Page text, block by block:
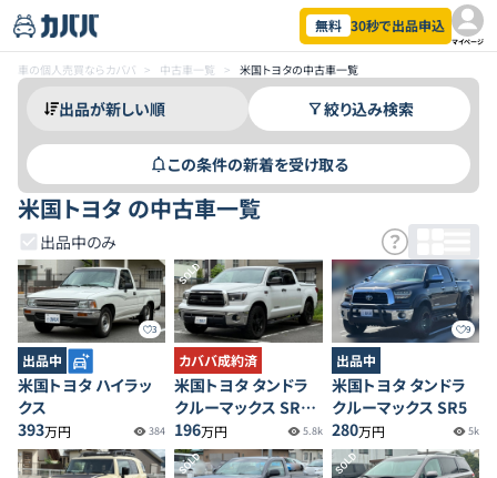
無料 30秒で出品申込
マイページ
車の個人売買ならカババ > 中古車一覧 > 米国トヨタの中古車一覧
絞り込み検索
この条件の新着を受け取る
米国トヨタ の中古車一覧
出品中のみ
3
出品中
米国トヨタ ハイラッ
クス
393万円 384
SOLD
カババ成約済
米国トヨタ タンドラ
クルーマックス SR5
5.7 V8
196万円 5.8k
9
出品中
米国トヨタ タンドラ
クルーマックス SR5
280万円 5k
SOLD SOLD